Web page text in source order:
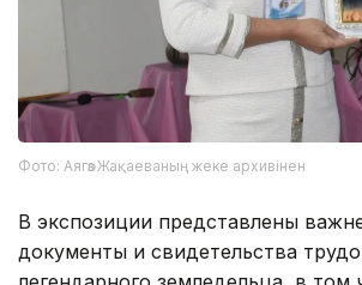
Фото: Аягөз Жақаеваның жеке архивінен
В экспозиции представлены
документы и свидетельства